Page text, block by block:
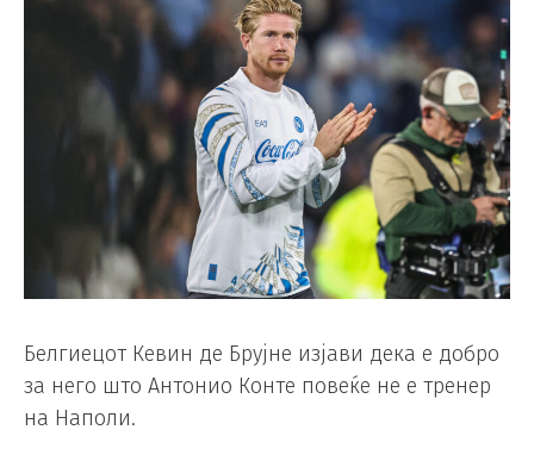
Белгиецот Кевин де Брујне изјави дека е добро
за него што Антонио Конте повеќе не е тренер
на Наполи.